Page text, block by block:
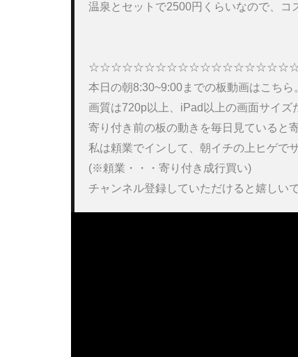
温泉とセットで2500円くらいなので、コ
本日の朝8:30~9:00までの板動画はこちら
画質は720p以上、iPad以上の画面サイズ
寄り付き前の板の動きを毎日見ていると
私は頼業でインして、朝イチの上ヒゲで
(※頼業・・・寄り付き成行買い)
チャンネル登録していただけると嬉しいで